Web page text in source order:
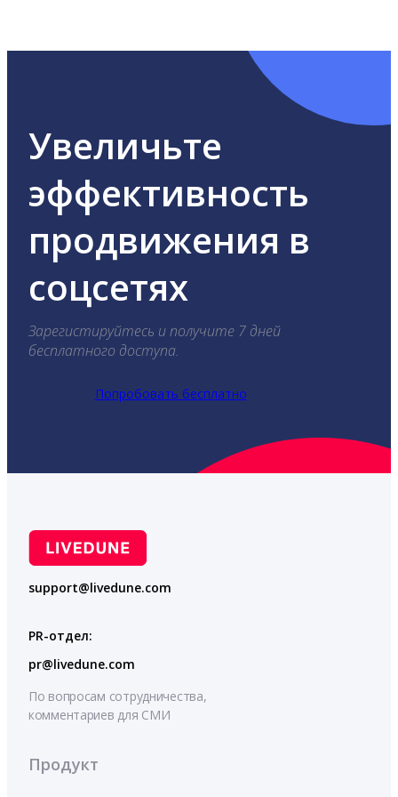
Увеличьте
эффективность
продвижения в
соцсетях
Зарегистируйтесь и получите 7 дней
бесплатного доступа.
Попробовать бесплатно
support@livedune.com
PR-отдел:
pr@livedune.com
По вопросам сотрудничества,
комментариев для СМИ
Продукт